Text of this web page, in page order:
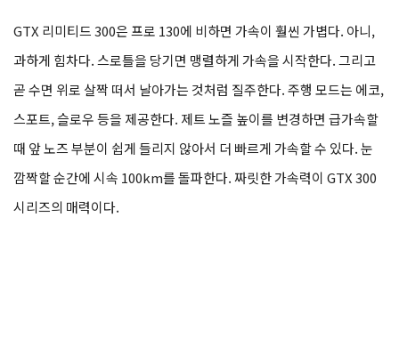
GTX 리미티드 300은 프로 130에 비하면 가속이 훨씬 가볍다. 아니,
과하게 힘차다. 스로틀을 당기면 맹렬하게 가속을 시작한다. 그리고
곧 수면 위로 살짝 떠서 날아가는 것처럼 질주한다. 주행 모드는 에코,
스포트, 슬로우 등을 제공한다. 제트 노즐 높이를 변경하면 급가속할
때 앞 노즈 부분이 쉽게 들리지 않아서 더 빠르게 가속할 수 있다. 눈
깜짝할 순간에 시속 100km를 돌파한다. 짜릿한 가속력이 GTX 300
시리즈의 매력이다.